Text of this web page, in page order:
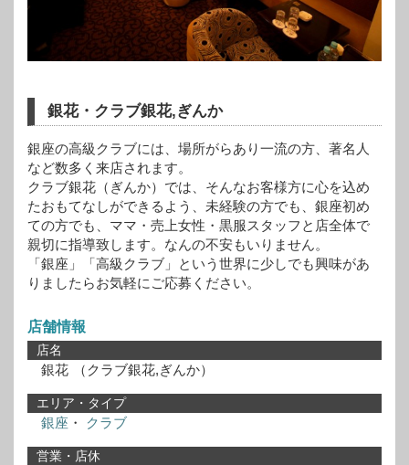
銀花・クラブ銀花,ぎんか
銀座の高級クラブには、場所がらあり一流の方、著名人
など数多く来店されます。
クラブ銀花（ぎんか）では、そんなお客様方に心を込め
たおもてなしができるよう、未経験の方でも、銀座初め
ての方でも、ママ・売上女性・黒服スタッフと店全体で
親切に指導致します。なんの不安もいりません。
「銀座」「高級クラブ」という世界に少しでも興味があ
りましたらお気軽にご応募ください。
店舗情報
店名
銀花 （クラブ銀花,ぎんか）
エリア・タイプ
銀座 ・ クラブ
営業・店休